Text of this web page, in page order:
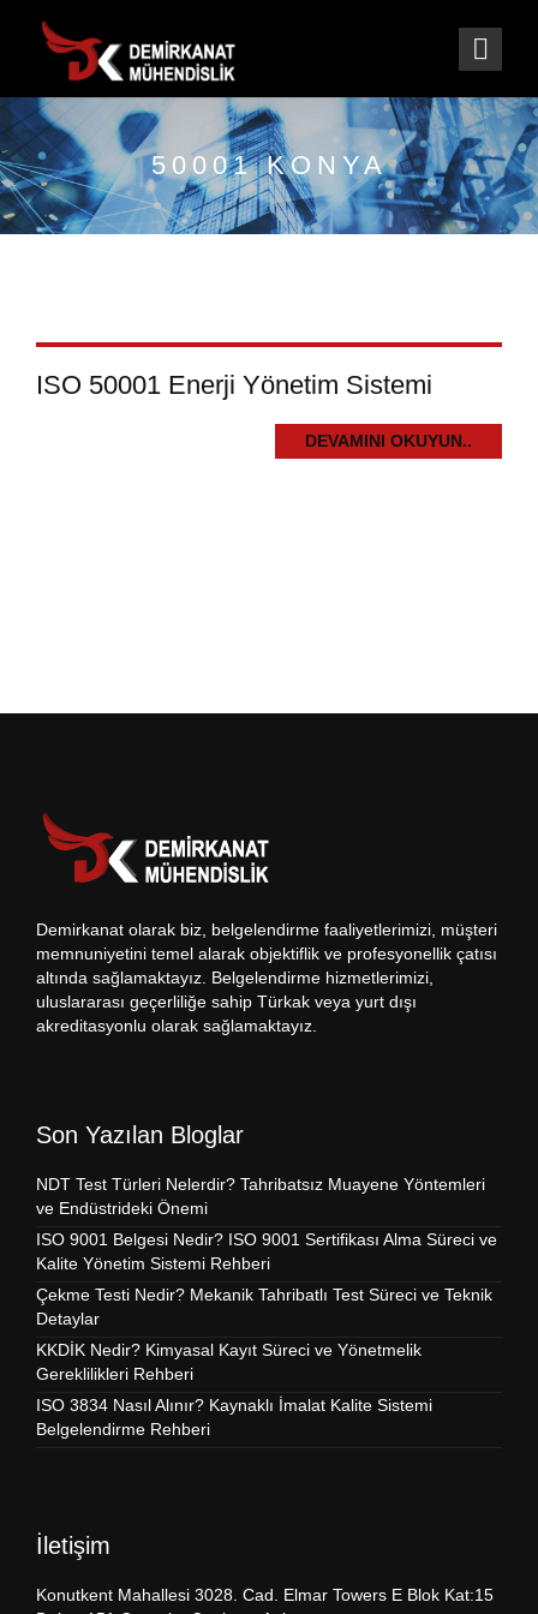
50001 KONYA
ISO 50001 Enerji Yönetim Sistemi
DEVAMINI OKUYUN..
Demirkanat olarak biz, belgelendirme faaliyetlerimizi, müşteri
memnuniyetini temel alarak objektiflik ve profesyonellik çatısı
altında sağlamaktayız. Belgelendirme hizmetlerimizi,
uluslararası geçerliliğe sahip Türkak veya yurt dışı
akreditasyonlu olarak sağlamaktayız.
Son Yazılan Bloglar
NDT Test Türleri Nelerdir? Tahribatsız Muayene Yöntemleri
ve Endüstrideki Önemi
ISO 9001 Belgesi Nedir? ISO 9001 Sertifikası Alma Süreci ve
Kalite Yönetim Sistemi Rehberi
Çekme Testi Nedir? Mekanik Tahribatlı Test Süreci ve Teknik
Detaylar
KKDİK Nedir? Kimyasal Kayıt Süreci ve Yönetmelik
Gereklilikleri Rehberi
ISO 3834 Nasıl Alınır? Kaynaklı İmalat Kalite Sistemi
Belgelendirme Rehberi
İletişim
Konutkent Mahallesi 3028. Cad. Elmar Towers E Blok Kat:15